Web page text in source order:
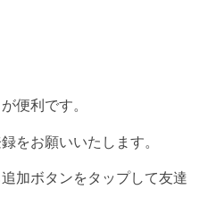
便利です。
をお願いいたします。
加ボタンをタップして友達